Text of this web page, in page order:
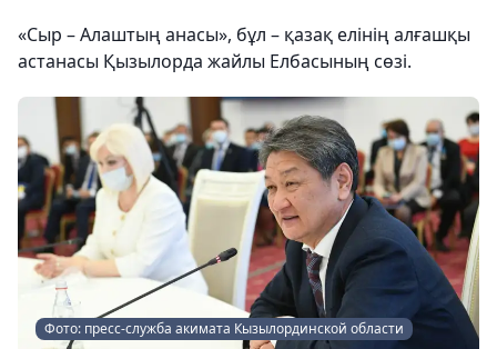
«Сыр – Алаштың анасы», бұл – қазақ елінің алғашқы
астанасы Қызылорда жайлы Елбасының сөзі.
Фото: пресс-служба акимата Кызылординской области